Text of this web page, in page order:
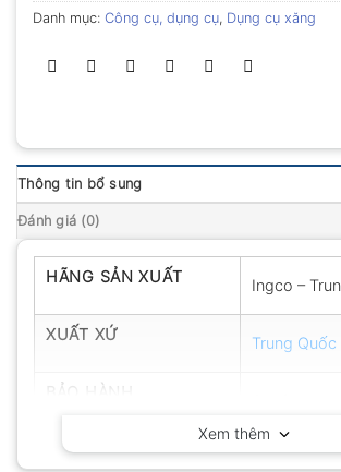
Danh mục: Công cụ, dụng cụ, Dụng cụ xăng
Thông tin bổ sung
Đánh giá (0)
HÃNG SẢN XUẤT Ingco –
XUẤT XỨ Trung Quốc
Xem thêm